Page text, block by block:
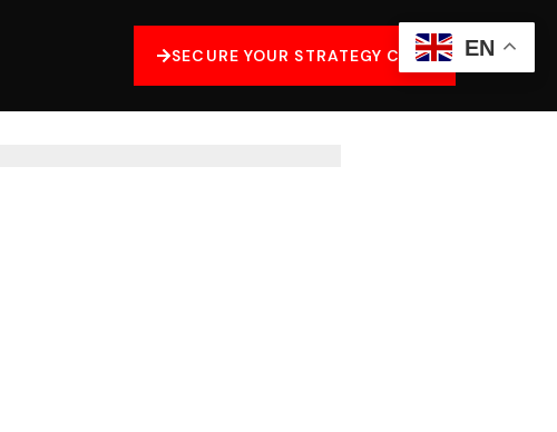
SECURE YOUR STRATEGY CALL EN